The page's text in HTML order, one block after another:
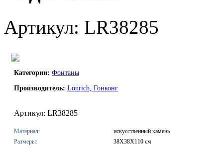
Артикул: LR38285
Категории: Фонтаны
Производитель: Lonrich, Гонконг
Артикул: LR38285
Материал:
искусственный камень
Размеры:
38X38X110 см